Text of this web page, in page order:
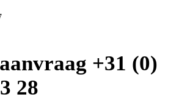
+31 (0)
28